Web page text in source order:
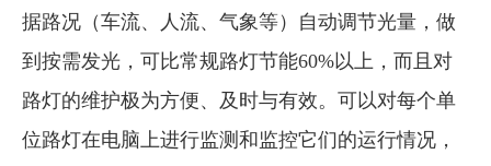
据路况（车流、人流、气象等）自动调节光量，做
到按需发光，可比常规路灯节能60%以上，而且对
路灯的维护极为方便、及时与有效。可以对每个单
位路灯在电脑上进行监测和监控它们的运行情况，